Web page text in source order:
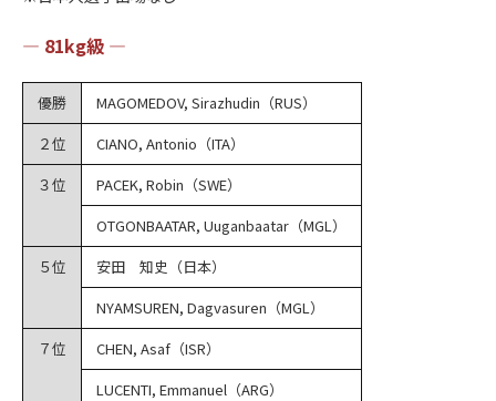
― 81kg級 ―
優勝
MAGOMEDOV, Sirazhudin（RUS）
２位
CIANO, Antonio（ITA）
３位
PACEK, Robin（SWE）
OTGONBAATAR, Uuganbaatar（MGL）
５位
安田 知史（日本）
NYAMSUREN, Dagvasuren（MGL）
７位
CHEN, Asaf（ISR）
LUCENTI, Emmanuel（ARG）